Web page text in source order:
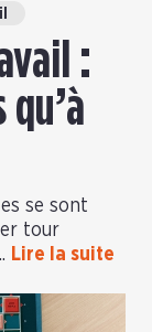
:
se sont
tour
Lire la suite